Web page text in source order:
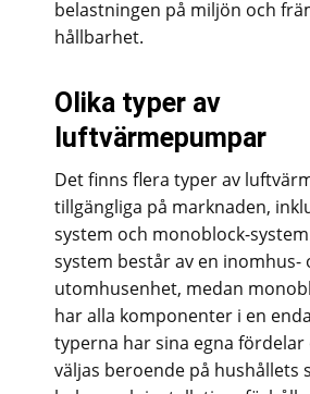
belastningen på miljön och
hållbarhet.
Olika typer av
luftvärmepumpar
Det finns flera typer av
tillgängliga på marknaden,
system och monoblock-
system består av en inomhus-
utomhusenhet, medan
har alla komponenter i en
typerna har sina egna fördelar
väljas beroende på hushållets